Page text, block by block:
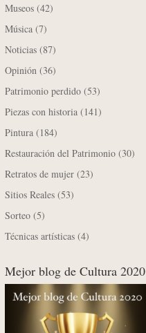
Museos (42)
Música (7)
Noticias (87)
Opinión (36)
Patrimonio perdido (53)
Piezas con historia (141)
Pintura (184)
Restauración del Patrimonio (30)
Retratos de mujer (23)
Sitios Reales (53)
Sorteo (5)
Técnicas artísticas (4)
Mejor blog de Cultura 2020